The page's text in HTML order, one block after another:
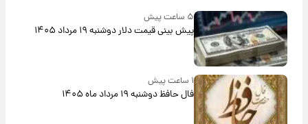
۵ ساعت پیش
پیش‌ بینی قیمت دلار دوشنبه ۱۹ مرداد ۱۴۰۵
۱ ساعت پیش
فال حافظ دوشنبه ۱۹ مرداد ماه ۱۴۰۵